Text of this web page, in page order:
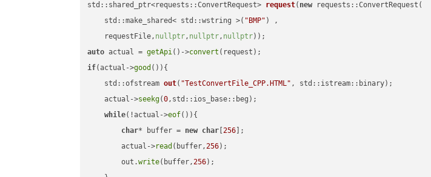
std::shared_ptr<requests::ConvertRequest> request( new requests::ConvertRequest(
    std::make_shared< std::wstring >(
"BMP" ) ,
    requestFile,
nullptr, nullptr, nullptr))
auto actual = getApi()->convert
if(actual->good ()){
std::ofstream out( "TestConvertFile_CPP.HTML" , std::istream::binary) ;
    actual->
seekg(0,std::ios_base::beg);
while(!actual->eof()){
char* buffer = new char [256 ];
        actual->
read (buffer,256);
        out.
write(buffer,256);